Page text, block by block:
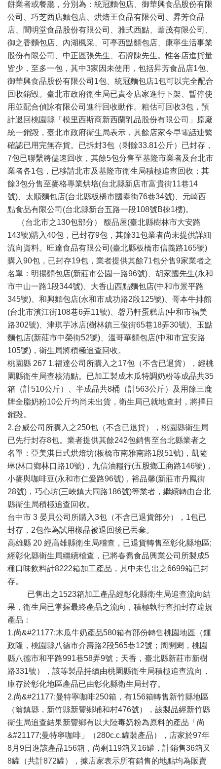
餅業者或餐廳，分別為：統冠麵包店、御華興食品股份有限
公司、巧芝西店麵包店、烘焙王食品有限公司、昇芳食品
店、聞明堂食品股份有限公司、雅式西點、葦茂有限公司、
御之香麵包店、內湖楓采、可亭西點麵包店、康寧生活事業
股份有限公司、中正區張先生、石牌陳先生。惟各店進貨量
皆少，至多一包，其中3家因未使用，包括昇芳食品店1包、
御華興食品股份有限公司1包、統冠麵包店1包可以完全配合
回收銷毀。臺北市政府衛生局已責令店家進行下架、暫停使
用並配合偵詠有限公司進行回收動作。粗估可回收3包，預
計退回桃園縣「模里西斯商新西蘭乳品股份有限公司」原廠
統一銷毀，臺北市政府衛生局表示，其餘店家今早電話連繫
確認已用完無存貨。已拆封3包（剩餘33.81公斤）已封存，
7包已聯繫將儘速回收，其餘5包分售至基隆市業者及台北市
業者各1包，已移請北市及基隆市衛生局積極追查回收；其
餘3包分售至麥格專業烘培(台北縣新店市富貴街11巷14
號)、太順麵包店(台北縣板橋市國泰街76巷34號)、元崎西
點食品有限公司(台北縣新台五路一段108號B棟1樓)。
（台北市之130包部分） 馥品屋(臺北縣樹林市大安路
143號)購入40包，已封存9包，其餘31包業者尚未提供詳細
流向資料。旺達食品有限公司(臺北縣板橋市信義路165號)
購入90包，已封存19包，業者提供其餘71包分售9家業者之
名單：明揚麵包店(新莊市公園一路96號)、胡家國先生(永和
市中山一路1段344號)、大香山西點麵包店(中和市景平路
345號)、和興麵包店(永和市成功路2段125號)、哥本牛排館
(台北市濱江街108巷6弄11號)、馨乃軒蛋糕店(中和市福美
路302號)、津琪芋冰店(樹林鎮三俊街65巷18弄30號)、玉點
麵包店(新莊市中榮街52號)、溫哥華麵包店(中和市宜安路
105號)，衛生局將積極追查回收。
桃園縣 267 1.福達公司所購入之17包（不含已退貨），經桃
園縣衛生局查核清點。已加工製成木瓜特調奶粉等成品共35
箱（計510公斤）、半成品共8桶（計563公斤）及用餘三鹿
牌全脂奶粉10公斤均尚未出貨，衛生局已就地查封，將擇日
銷毀。
2.台威公司所購入之250包（不含已退貨），桃園縣衛生局
已先行封存8包。業者提供其餘242包銷售至台北縣業者之
名單：亞美淇日式烘焙坊(板橋市南雅南路1段51號)，凱薩
琳(林口鄉林口路10號)，九信油糧行(五股鄉工商路146號)，
小麥與咖啡豆(永和市仁愛路96號)，裕品馨(新莊市丹鳳街
28號)，巧心坊(三峽鎮大同路186號)等業者，繼續轉由台北
縣衛生局積極追查回收。
台中市 3 晏貝公司所購入3包（不含已退貨部分），1包已
封存，2包作為試用樣品被退回後已丟棄。
高雄縣 20 經高雄縣衛生局稽查，已退貨轉售至彰化縣地區;
經彰化縣衛生局繼續稽查，已將春喬食品興業公司所製成5
種口味飲料計8222箱加工產品，其中未售出之6699箱已封
存。
已售出之1523箱加工產品經彰化縣衛生局追查流向結
果，衛生局已掌握最終產品之流向，積極執行查扣封存違規
產品：
1.尚&#21177;木瓜牛奶產品580箱有部份轉售桃園地區（鍾
政隆，桃園縣八德市介壽路2段565巷12號；周開閎，桃園
縣八德市和平路991巷58弄9號；天香，臺北縣新莊市新樹
路331號），該等製品持續由桃園縣衛生局積極追查流向，
庫存於彰化地區產品已由彰化縣衛生局封存。
2.尚&#21177;曼特寧咖啡250箱，有156箱轉售新竹縣地區
（翁鎮縣，新竹縣新豐鄉埔和村476號），該製品經新竹縣
衛生局追查結果新豐鄉有以大陸毒奶粉為原料的產品「尚
&#21177;曼特寧咖啡」（280c.c.罐裝產品），店家於97年
8月9日進該產品156箱，尚剩119箱又16罐，計銷售36箱又
8罐（共計872罐），據店家表示所有銷售的地點均為販賣